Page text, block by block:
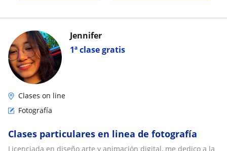
1ª clase gratis
Jennifer
Clases on line
Fotografía
Clases particulares en linea de fotografía
Licenciada en diseño arte y animación digital, me dedico a la